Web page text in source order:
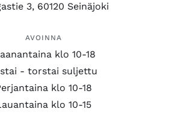
3, 60120 Seinäjoki
AVOINNA
klo 10-18
- torstai suljettu
klo 10-18
klo 10-15